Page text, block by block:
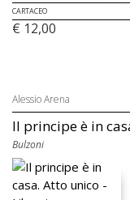
CARTACEO
€ 12,00
Alessio Arena
Il principe è in
Bulzoni